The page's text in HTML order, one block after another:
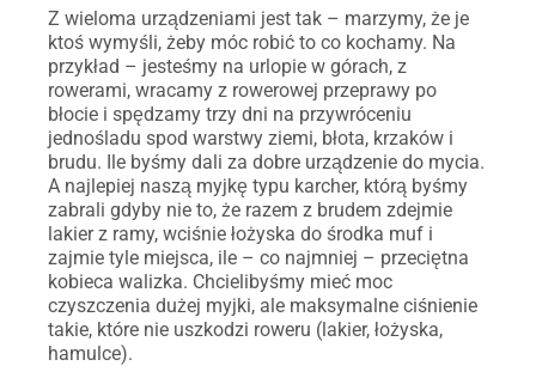
Z wieloma urządzeniami jest tak – marzymy, że je
ktoś wymyśli, żeby móc robić to co kochamy. Na
przykład – jesteśmy na urlopie w górach, z
rowerami, wracamy z rowerowej przeprawy po
błocie i spędzamy trzy dni na przywróceniu
jednośladu spod warstwy ziemi, błota, krzaków i
brudu. Ile byśmy dali za dobre urządzenie do mycia.
A najlepiej naszą myjkę typu karcher, którą byśmy
zabrali gdyby nie to, że razem z brudem zdejmie
lakier z ramy, wciśnie łożyska do środka muf i
zajmie tyle miejsca, ile – co najmniej – przeciętna
kobieca walizka. Chcielibyśmy mieć moc
czyszczenia dużej myjki, ale maksymalne ciśnienie
takie, które nie uszkodzi roweru (lakier, łożyska,
hamulce).